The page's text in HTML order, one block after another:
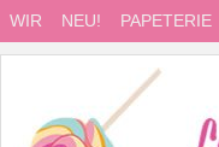
WIR NEU! PAPETERIE